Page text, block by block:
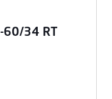
60/34 RT